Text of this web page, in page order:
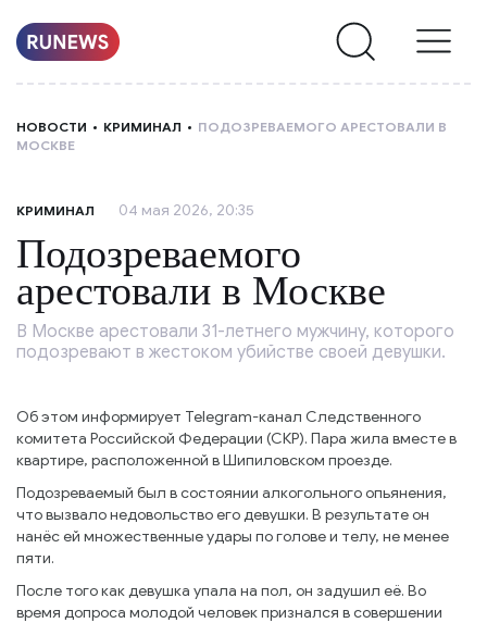
О
НАС
НОВОСТИ КРИМИНАЛ
ПОДОЗРЕВАЕМОГО АРЕСТОВАЛИ В
МОСКВЕ
КРИМИНАЛ 04 мая 2026, 20:35
Подозреваемого
арестовали в Москве
В Москве арестовали 31-летнего мужчину, которого
подозревают в жестоком убийстве своей девушки.
Об этом информирует Telegram-канал Следственного
комитета Российской Федерации (СКР). Пара жила вместе в
квартире, расположенной в Шипиловском проезде.
Подозреваемый был в состоянии алкогольного опьянения,
что вызвало недовольство его девушки. В результате он
нанёс ей множественные удары по голове и телу, не менее
пяти.
После того как девушка упала на пол, он задушил её. Во
время допроса молодой человек признался в совершении